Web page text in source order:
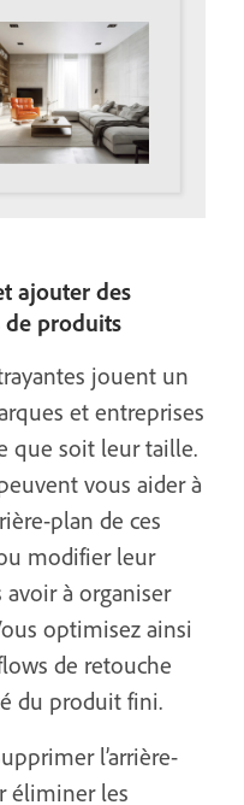
ajouter des
de produits
jouent un
et entreprises
que soit leur taille.
vous aider à
plan de ces
modifier leur
à organiser
optimisez ainsi
de retouche
du produit fini.
l’arrière-
éliminer les